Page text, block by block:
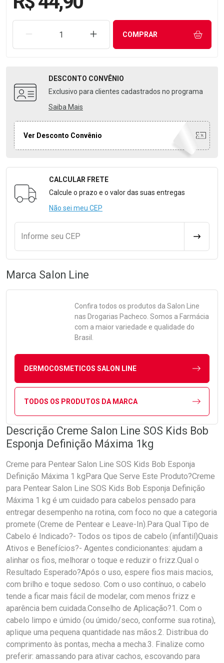
REMOVER UMA UNIDADEAUMENTAR UMA UNIDADE
COMPRAR
DESCONTO CONVÊNIO
Exclusivo para clientes cadastrados no programa
Saiba Mais
Ver Desconto Convênio
Formulário para Calcular o Frete
CALCULAR FRETE
Calcule o prazo e o valor das suas entregas
Não sei meu CEP
Informe seu CEP
Marca Salon Line
Confira todos os produtos da Salon Line
nas Drogarias Pacheco. Somos a Farmácia
com a maior variedade e qualidade do
Brasil.
DERMOCOSMETICOS SALON LINE
TODOS OS PRODUTOS DA MARCA
Descrição Creme Salon Line SOS Kids Bob
Esponja Definição Máxima 1kg
Creme para Pentear Salon Line SOS Kids Bob Esponja
Definição Máxima 1 kgPara Que Serve Este Produto?Creme
para Pentear Salon Line SOS Kids Bob Esponja Definição
Máxima 1 kg é um cuidado para cabelos pensado para
entregar desempenho na rotina, com foco no que a categoria
promete (Creme de Pentear e Leave-In).Para Qual Tipo de
Cabelo é Indicado?- Todos os tipos de cabelo (infantil)Quais
Ativos e Benefícios?- Agentes condicionantes: ajudam a
alinhar os fios, melhorar o toque e reduzir o frizz.Qual o
Resultado Esperado?Após o uso, espere fios mais macios,
com brilho e toque sedoso. Com o uso contínuo, o cabelo
tende a ficar mais fácil de modelar, com menos frizz e
aparência bem cuidada.Conselho de Aplicação?1. Com o
cabelo limpo e úmido (ou úmido/seco, conforme sua rotina),
aplique uma pequena quantidade nas mãos.2. Distribua do
comprimento às pontas, mecha a mecha.3. Finalize como
preferir: amassando para ativar cachos, escovando para